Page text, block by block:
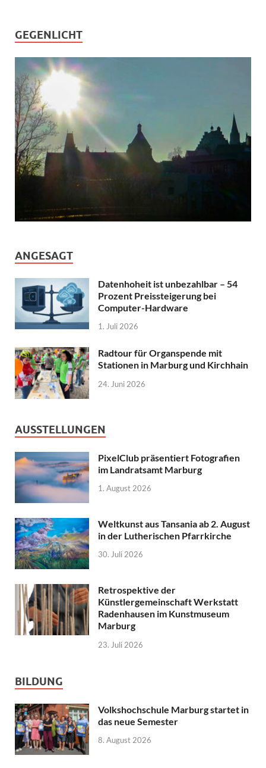
GEGENLICHT
ANGESAGT
Datenhoheit ist unbezahlbar – 54
Prozent Preissteigerung bei
Computer-Hardware
1. Juli 2026
Radtour für Organspende mit
Stationen in Marburg und Kirchhain
24. Juni 2026
AUSSTELLUNGEN
PixelClub präsentiert Fotografien
im Landratsamt Marburg
1. August 2026
Weltkunst aus Tansania ab 2. August
in der Lutherischen Pfarrkirche
30. Juli 2026
Retrospektive der
Künstlergemeinschaft Werkstatt
Radenhausen im Kunstmuseum
Marburg
23. Juli 2026
BILDUNG
Volkshochschule Marburg startet in
das neue Semester
8. August 2026